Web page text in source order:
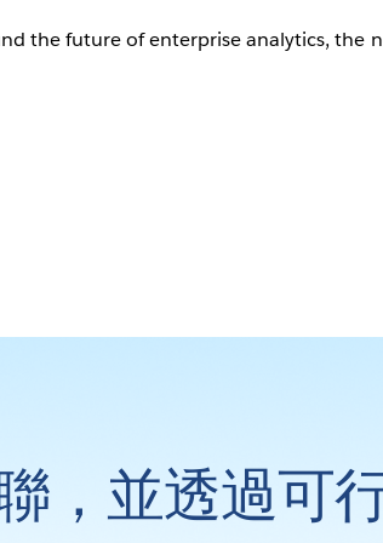
the future of enterprise analytics, the
，並透過可